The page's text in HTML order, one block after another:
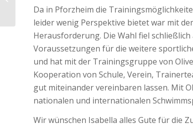
Da in Pforzheim die
leider wenig Perspektive bietet war mit
Herausforderung. Die Wahl fiel
Voraussetzungen für die weitere
und hat mit der Trainingsgruppe von
Kooperation von Schule, Verein,
gut miteinander vereinbaren lassen. Mit
nationalen und internationalen
Wir wünschen Isabella alles Gute für die
der Masters in
Slowenien